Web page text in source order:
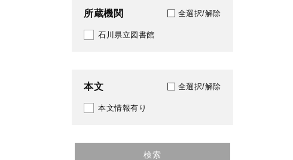
所蔵機関 全選択/解除
石川県立図書館
本文 全選択/解除
本文情報有り
検索